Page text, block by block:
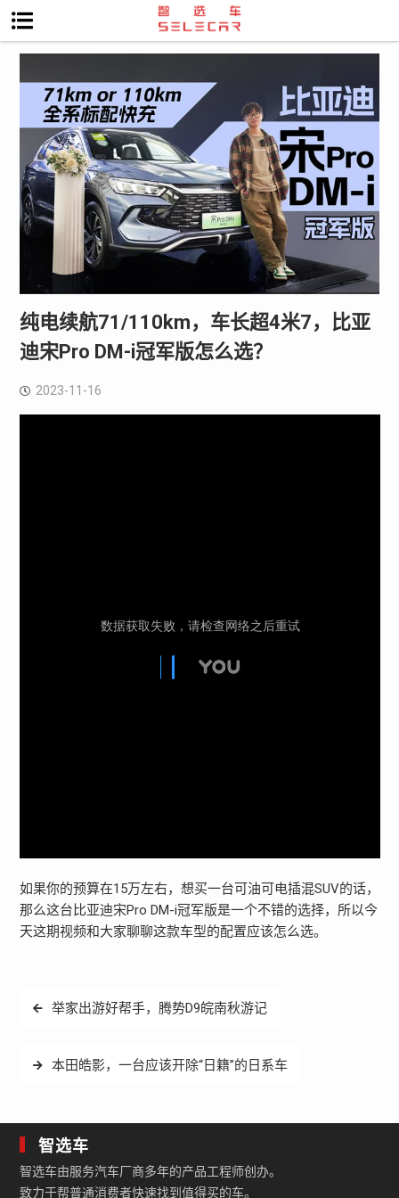
纯电续航71/110km，车长超4米7，比亚
迪宋Pro DM-i冠军版怎么选？
2023-11-16
如果你的预算在15万左右，想买一台可油可电插混SUV的话，
那么这台比亚迪宋Pro DM-i冠军版是一个不错的选择，所以今
天这期视频和大家聊聊这款车型的配置应该怎么选。
文
导
举家出游好帮手，腾势D9皖南秋游记
本田皓影，一台应该开除“日籍”的日系车
智选车
智选车由服务汽车厂商多年的产品工程师创办。
致力于帮普通消费者快速找到值得买的车。